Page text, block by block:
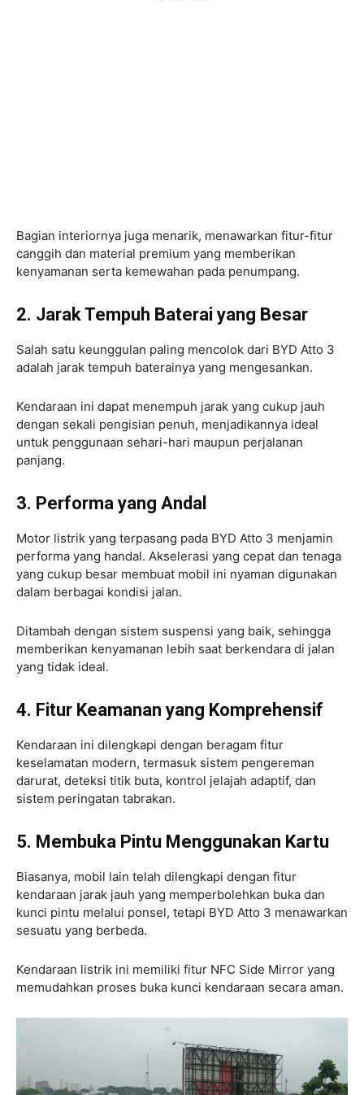
Bagian interiornya juga menarik, menawarkan fitur-fitur
canggih dan material premium yang memberikan
kenyamanan serta kemewahan pada penumpang.
2. Jarak Tempuh Baterai yang Besar
Salah satu keunggulan paling mencolok dari BYD Atto 3
adalah jarak tempuh baterainya yang mengesankan.
Kendaraan ini dapat menempuh jarak yang cukup jauh
dengan sekali pengisian penuh, menjadikannya ideal
untuk penggunaan sehari-hari maupun perjalanan
panjang.
3. Performa yang Andal
Motor listrik yang terpasang pada BYD Atto 3 menjamin
performa yang handal. Akselerasi yang cepat dan tenaga
yang cukup besar membuat mobil ini nyaman digunakan
dalam berbagai kondisi jalan.
Ditambah dengan sistem suspensi yang baik, sehingga
memberikan kenyamanan lebih saat berkendara di jalan
yang tidak ideal.
4. Fitur Keamanan yang Komprehensif
Kendaraan ini dilengkapi dengan beragam fitur
keselamatan modern, termasuk sistem pengereman
darurat, deteksi titik buta, kontrol jelajah adaptif, dan
sistem peringatan tabrakan.
5. Membuka Pintu Menggunakan Kartu
Biasanya, mobil lain telah dilengkapi dengan fitur
kendaraan jarak jauh yang memperbolehkan buka dan
kunci pintu melalui ponsel, tetapi BYD Atto 3 menawarkan
sesuatu yang berbeda.
Kendaraan listrik ini memiliki fitur NFC Side Mirror yang
memudahkan proses buka kunci kendaraan secara aman.